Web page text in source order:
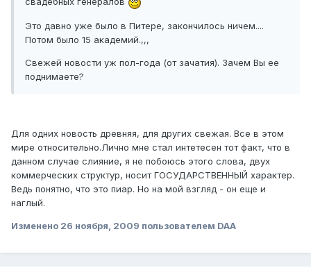
Это давно уже было в Питере, закончилось ничем....
Потом было 15 академий.,,,
Свежей новости уж пол-года (от зачатия). Зачем Вы ее
поднимаете?
Для одних новость древняя, для других свежая. Все в этом
мире относительно.Лично мне стал интетесен тот факт, что в
данном случае слияние, я не побоюсь этого слова, двух
коммерческих структур, носит ГОСУДАРСТВЕННЫЙ характер.
Ведь понятно, что это пиар. Но на мой взгляд - он еще и
наглый.
Изменено 26 ноября, 2009 пользователем DAA